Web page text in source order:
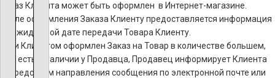
Заказ Клиента может быть оформлен в Интернет-магазине.
После оформления Заказа Клиенту предоставляется информация
об ожидаемой дате передачи Товара Клиенту.
Если Клиентом оформлен Заказ на Товар в количестве большем,
чем есть в наличии у Продавца, Продавец информирует Клиента
посредством направления сообщения по электронной почте или